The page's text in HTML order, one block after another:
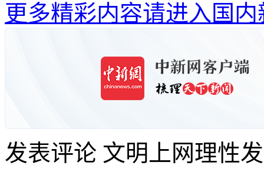
更多精彩内容请进入国内
发表评论 文明上网理性